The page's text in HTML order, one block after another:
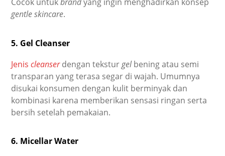
gentle skincare.
5. Gel Cleanser
Jeniscleanserdengan teksturgelbening atau semi
transparan yang terasa segar di wajah. Umumnya
disukai konsumen dengan kulit berminyak dan
kombinasi karena memberikan sensasi ringan serta
bersih setelah pemakaian.
6. Micellar Water